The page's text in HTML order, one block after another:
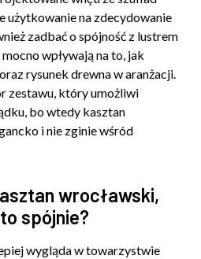
użytkowanie na zdecydowanie
zadbać o spójność z lustrem
wpływają na to, jak
rysunek drewna w aranżacji.
zestawu, który umożliwi
bo wtedy kasztan
i nie zginie wśród
wrocławski,
spójnie?
wygląda w towarzystwie